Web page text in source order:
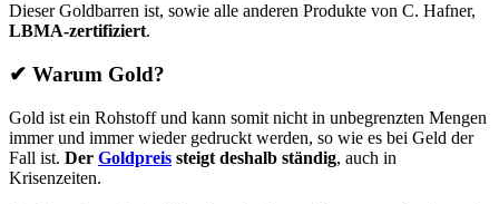
Dieser Goldbarren ist, sowie alle anderen Produkte von C. Hafner,
LBMA-zertifiziert.
✔ Warum Gold?
Gold ist ein Rohstoff und kann somit nicht in unbegrenzten Mengen
immer und immer wieder gedruckt werden, so wie es bei Geld der
Fall ist. Der Goldpreis steigt deshalb ständig, auch in
Krisenzeiten.